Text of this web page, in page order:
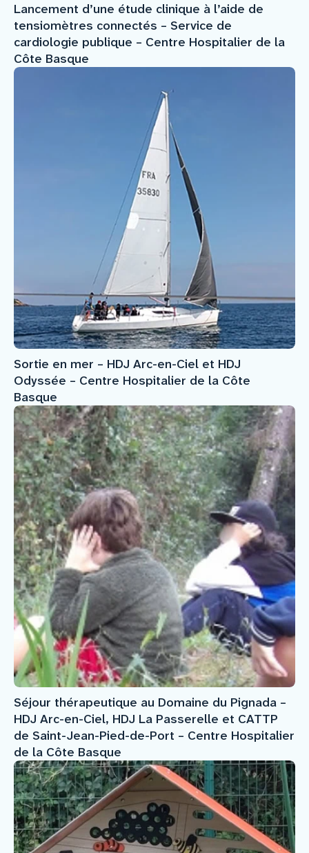
Lancement d’une étude clinique à l’aide de
tensiomètres connectés – Service de
cardiologie publique – Centre Hospitalier de la
Côte Basque
Sortie en mer – HDJ Arc-en-Ciel et HDJ
Odyssée – Centre Hospitalier de la Côte
Basque
Séjour thérapeutique au Domaine du Pignada –
HDJ Arc-en-Ciel, HDJ La Passerelle et CATTP
de Saint-Jean-Pied-de-Port – Centre Hospitalier
de la Côte Basque